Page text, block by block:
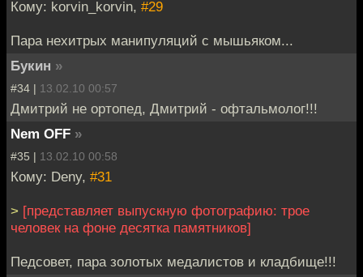
Кому: korvin_korvin, #29
Пара нехитрых манипуляций с мышьяком...
Букин »
#34 | 13.02.10 00:57
Дмитрий не ортопед, Дмитрий - офтальмолог!!!
Nem OFF »
#35 | 13.02.10 00:58
Кому: Deny, #31
> [представляет выпускную фотографию: трое
человек на фоне десятка памятников]
Педсовет, пара золотых медалистов и кладбище!!!